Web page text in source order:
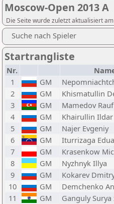
Moscow-Open 2013 A
Die Seite wurde zuletzt aktualisiert
Suche nach Spieler
Startrangliste
Nr.
1
GM
2
GM Khismatullin
3
GM Mamedov Rauf
4
GM Khairullin Ildar
5
GM Najer Evgeniy
6
GM Iturrizaga
7
GM Krasenkow
8
GM Nyzhnyk Illya
9
GM Kokarev
10
GM Demchenko
11
GM Ganguly Surya